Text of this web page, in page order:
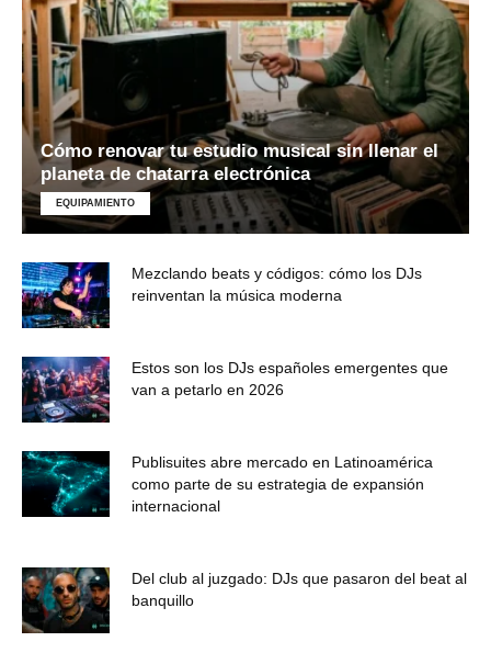
Cómo renovar tu estudio musical sin llenar el
planeta de chatarra electrónica
EQUIPAMIENTO
Mezclando beats y códigos: cómo los DJs
reinventan la música moderna
Estos son los DJs españoles emergentes que
van a petarlo en 2026
Publisuites abre mercado en Latinoamérica
como parte de su estrategia de expansión
internacional
Del club al juzgado: DJs que pasaron del beat al
banquillo